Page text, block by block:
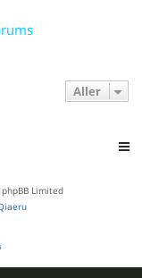
Aller
Limited